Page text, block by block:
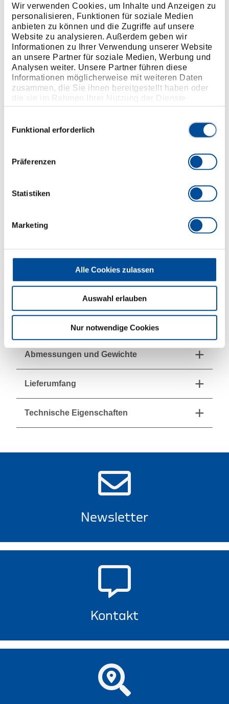
Wir verwenden Cookies, um Inhalte und Anzeigen zu
personalisieren, Funktionen für soziale Medien
anbieten zu können und die Zugriffe auf unsere
Website zu analysieren. Außerdem geben wir
Informationen zu Ihrer Verwendung unserer Website
an unsere Partner für soziale Medien, Werbung und
Analysen weiter. Unsere Partner führen diese
Informationen möglicherweise mit weiteren Daten
zusammen, die Sie ihnen bereitgestellt haben oder
die sie im Rahmen Ihrer Nutzung der Dienste
gesammelt haben. Unsere vollständige
Funktional erforderlich
Präferenzen
Statistiken
Marketing
Alle Cookies zulassen
Auswahl erlauben
Nur notwendige Cookies
+/- 4 %
1" Vierkantantrieb mit Stiftsicherung DIN 3120 - B
25, ISO 1174
Automatische Kurzwegauslösung mit fühl- und
hörbarem Signal
Einfach-Skala mit einer Skalenteilung von 25 Nm
Technischer Vorteil/Funktion:
Leicht, jedoch robust (da Gehäuse aus einem Stück
Aluminium gefertigt) und unempfindlich, sehr
Keine Wertverschiebungen und Beeinflussung der
Betätigung außerhalb des Griffes (wie bei
Sowohl Antriebsvierkant als Drehpunkt liegen in
einer Achse dadurch hohe Anwendungssicherheit,
reduzieren
Doppelhebelmechanik
Qualitäts-Schmiede
Höchste Präzision auch bei starkem Dauergebrauch
Lange Lebensdauer und hohe Standzeiten
Einfache Bedienung - schneller und sicherer
Drehmomentanzug
Abmessungen und Gewichte
Lieferumfang
Technische Eigenschaften
Newsletter
Kontakt